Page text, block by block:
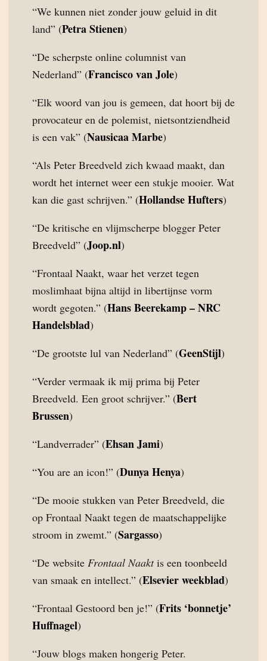
“We kunnen niet zonder jouw geluid in dit
land” (Petra Stienen)
“De scherpste online columnist van
Nederland” (Francisco van Jole)
“Elk woord van jou is gemeen, dat hoort bij de
provocateur en de polemist, nietsontziendheid
is een vak” (Nausicaa Marbe)
“Als Peter Breedveld zich kwaad maakt, dan
wordt het internet weer een stukje mooier. Wat
kan die gast schrijven.” (Hollandse Hufters)
“De kritische en vlijmscherpe blogger Peter
Breedveld” (Joop.nl)
“Frontaal Naakt, waar het verzet tegen
moslimhaat bijna altijd in libertijnse vorm
wordt gegoten.” (Hans Beerekamp – NRC
Handelsblad)
“De grootste lul van Nederland” (GeenStijl)
“Verder vermaak ik mij prima bij Peter
Breedveld. Een groot schrijver.” (Bert
Brussen)
“Landverrader” (Ehsan Jami)
“You are an icon!” (Dunya Henya)
“De mooie stukken van Peter Breedveld, die
op Frontaal Naakt tegen de maatschappelijke
stroom in zwemt.” (Sargasso)
“De website Frontaal Naaktis een toonbeeld
van smaak en intellect.” (Elsevier weekblad)
“Frontaal Gestoord ben je!” (Frits ‘bonnetje’
Huffnagel)
“Jouw blogs maken hongerig Peter.